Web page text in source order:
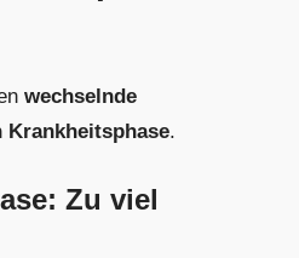
wechselnde
.
Zu viel